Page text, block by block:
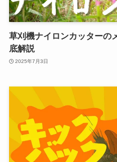
草刈機ナイロンカッターの
底解説
2025年7月3日